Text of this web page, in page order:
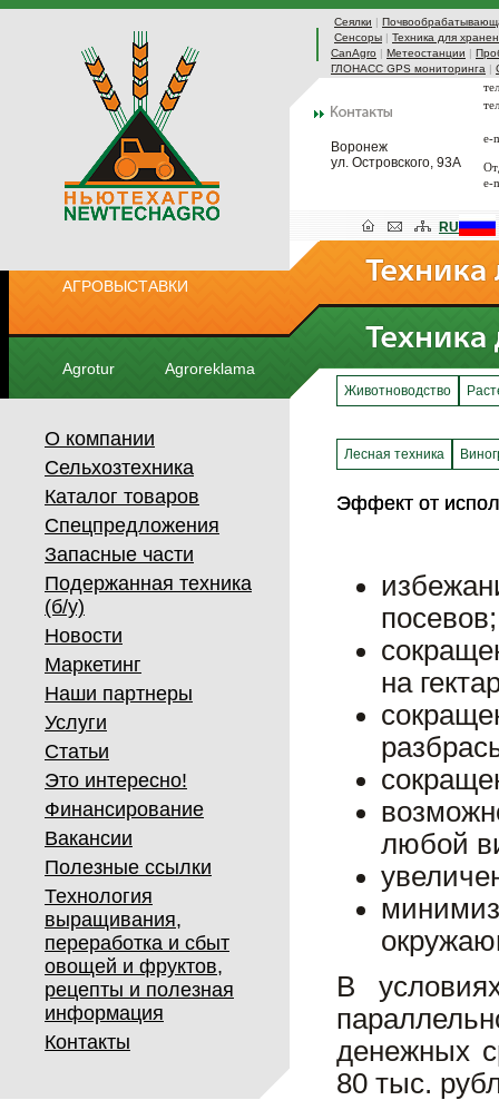
Сеялки |
Сенсоры | Техника для
CanAgro | Метеостанции |
ГЛОНАСС GPS мониторинга |
Воронеж
ул. Островского, 93А
e-
e-
АГРОВЫСТАВКИ
Agrotur Agroreklama
RU
О компании
Сельхозтехника
Каталог товаров
Спецпредложения
Запасные части
Подержанная техника
(б/у)
Новости
Маркетинг
Наши партнеры
Услуги
Статьи
Это интересно!
Финансирование
Вакансии
Полезные ссылки
Технология
выращивания,
переработка и сбыт
овощей и фруктов,
рецепты и полезная
информация
Контакты
Животноводство
Лесная техника
Эффект от
Эффект от
посевов;
на
любой
В
денежных
80 тыс.